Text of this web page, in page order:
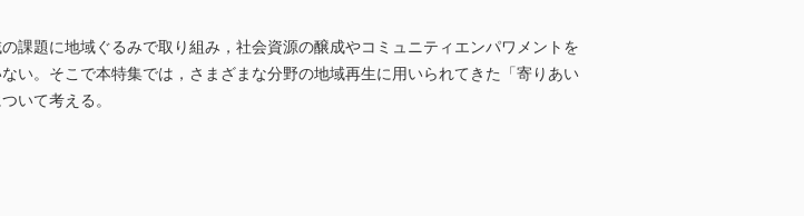
課題に地域ぐるみで取り組み，社会資源の醸成やコミュニティエンパワメントを
い。そこで本特集では，さまざまな分野の地域再生に用いられてきた「寄りあい
いて考える。